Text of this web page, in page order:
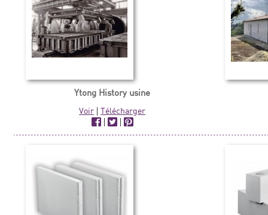
Ytong History usine
Voir |Télécharger
|
|